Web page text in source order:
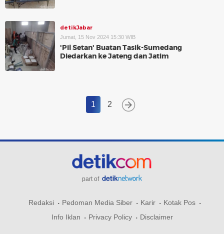
detikJabar
Jumat, 15 Nov 2024 15:30 WIB
'Pil Setan' Buatan Tasik-Sumedang
Diedarkan ke Jateng dan Jatim
1 2
part of
Redaksi Pedoman Media Siber Karir
Kotak Pos
Info Iklan
Privacy Policy Disclaimer